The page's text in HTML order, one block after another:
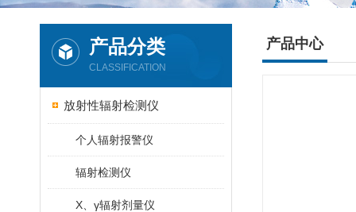
产品分类
CLASSIFICATION
放射性辐射检测仪
个人辐射报警仪
辐射检测仪
X、γ辐射剂量仪
产品中心